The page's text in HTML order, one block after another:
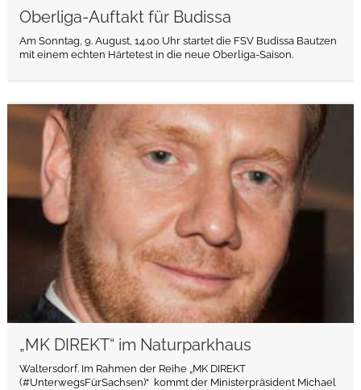
Oberliga-Auftakt für Budissa
Am Sonntag, 9. August, 14.00 Uhr startet die FSV Budissa Bautzen
mit einem echten Härtetest in die neue Oberliga-Saison.
„MK DIREKT“ im Naturparkhaus
Waltersdorf. Im Rahmen der Reihe „MK DIREKT
(#UnterwegsFürSachsen)“ kommt der Ministerpräsident Michael
weiterlesen